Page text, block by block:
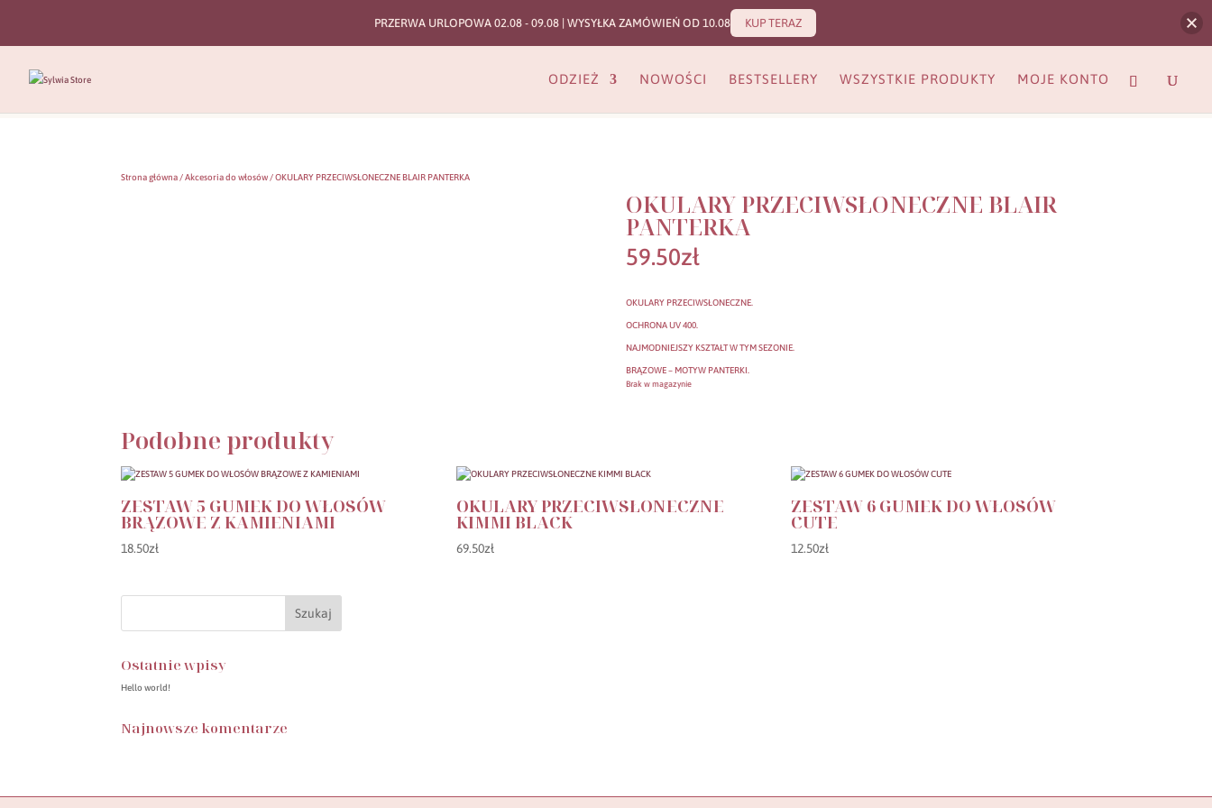
ODZIEŻ NOWOŚCI BESTSELLERY WSZYSTKIE PRODUKTY MOJE KONTO
Strona główna /Akcesoria do włosów / OKULARY PRZECIWSŁONECZNE BLAIR PANTERKA
OKULARY PRZECIWSŁONECZNE BLAIR
PANTERKA
59.50zł
OKULARY PRZECIWSŁONECZNE.
OCHRONA UV 400.
NAJMODNIEJSZY KSZTAŁT W TYM SEZONIE.
BRĄZOWE – MOTYW PANTERKI.
Brak w magazynie
Podobne produkty
ZESTAW 5 GUMEK DO WŁOSÓW
BRĄZOWE Z KAMIENIAMI
18.50zł
OKULARY PRZECIWSŁONECZNE
KIMMI BLACK
69.50zł
ZESTAW 6 GUMEK DO WŁOSÓW
CUTE
12.50zł
Ostatnie wpisy
Hello world!
Najnowsze komentarze
PRZERWA URLOPOWA 02.08 - 09.08 | WYSYŁKA ZAMÓWIEŃ OD 10.08 KUP TERAZ